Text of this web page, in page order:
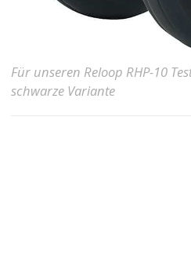
Für unseren Reloop RHP-10
schwarze Variante